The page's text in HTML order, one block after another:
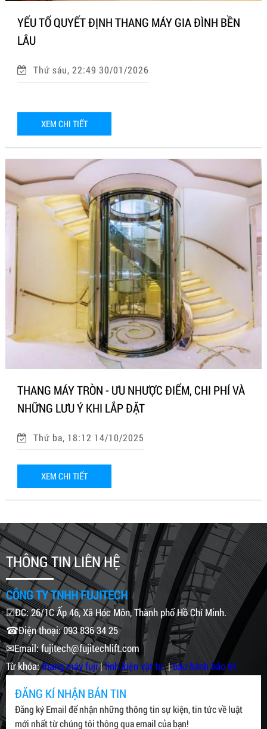
YẾU TỐ QUYẾT ĐỊNH THANG MÁY GIA ĐÌNH BỀN
LÂU
Thứ sáu, 22:49 30/01/2026
XEM CHI TIẾT
THANG MÁY TRÒN - ƯU NHƯỢC ĐIỂM, CHI PHÍ VÀ
NHỮNG LƯU Ý KHI LẮP ĐẶT
Thứ ba, 18:12 14/10/2025
XEM CHI TIẾT
THÔNG TIN LIÊN HỆ
CÔNG TY TNHH FUJITECH
☑ĐC: 26/1C Ấp 46, Xã Hóc Môn, Thành phố Hồ Chí Minh.
☎Điện thoại: 093 836 34 25
✉Email: fujitech@fujitechlift.com
Từ khóa:thang máy fuji|linh kiện vật tư|bảo hành bảo trì
ĐĂNG KÍ NHẬN BẢN TIN
Đăng ký Email để nhận những thông tin sự kiện, tin tức về luật
mới nhất từ chúng tôi thông qua email của bạn!